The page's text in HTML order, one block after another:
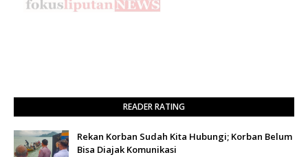
READER RATING
Rekan Korban Sudah Kita Hubungi; Korban Belum
Bisa Diajak Komunikasi